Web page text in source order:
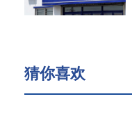
猜你喜欢